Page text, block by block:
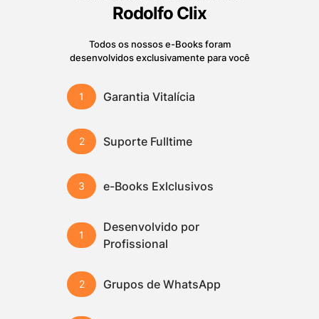
Rodolfo Clix
Todos os nossos e-Books foram
desenvolvidos exclusivamente para você
Garantia Vitalícia
Suporte Fulltime
e-Books Exlclusivos
Desenvolvido por
Profissional
Grupos de WhatsApp